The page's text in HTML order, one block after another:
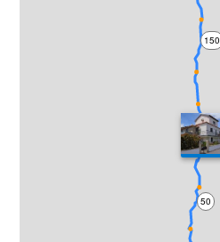
50
100
150